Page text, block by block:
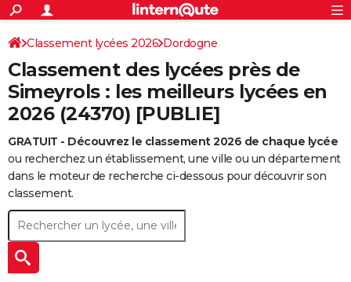
ACTUALITÉS
Politique
Société
Faits Divers
Education
Monde
Villes
+
SPORT
Coupe du monde 2026
Football
Tennis
Cyclisme
Rugby
Forum
CULTURE
Programme TV
TNT
Streaming
Cinéma
Sorties cinéma
Musique
+
FINANCE
Retraite
Impôts
Epargne
Immobilier
Risques naturels par ville
Banque
Assurance
Crédit
AUTO
Essais
Réserver un essai
Citadines
Berlines
SUV
Forum auto
+
HIGH-TECH
BRICOLAGE
Forum
Aménagement intérieur
Extérieur
Cuisine
Salle de bains
Jardinage
Rangement
+WEEK-END
Guides de France
Escapades
Patrimoine
Expositions
Musées
Week-end nature
+
LIFESTYLE
S'inscrire
Connexion
Classement lycées 2026 Dordogne
Classement des lycées près de
Simeyrols : les meilleurs lycées en
2026 (24370) [PUBLIE]
GRATUIT - Découvrez le classement 2026 de chaque lycée
ou recherchez un établissement, une ville ou un département
dans le moteur de recherche ci-dessous pour découvrir son
classement.